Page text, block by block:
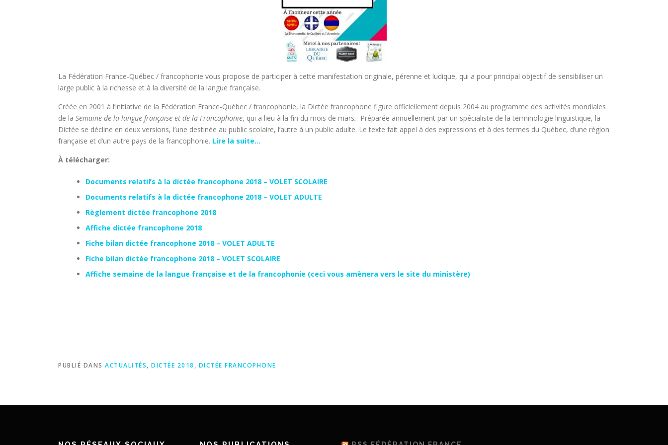
La Fédération France-Québec / francophonie vous propose de participer à cette manifestation originale, pérenne et ludique, qui a pour principal objectif de sensibiliser un
large public à la richesse et à la diversité de la langue française.
Créée en 2001 à l’initiative de la Fédération France-Québec / francophonie, la Dictée francophone figure officiellement depuis 2004 au programme des activités mondiales
de la Semaine de la langue française et de la Francophonie, qui a lieu à la fin du mois de mars. Préparée annuellement par un spécialiste de la terminologie linguistique, la
Dictée se décline en deux versions, l’une destinée au public scolaire, l’autre à un public adulte. Le texte fait appel à des expressions et à des termes du Québec, d’une région
française et d’un autre pays de la francophonie. Lire la suite…
À télécharger:
Documents relatifs à la dictée francophone 2018 – VOLET SCOLAIRE
Documents relatifs à la dictée francophone 2018 – VOLET ADULTE
Règlement dictée francophone 2018
Affiche dictée francophone 2018
Fiche bilan dictée francophone 2018 – VOLET ADULTE
Fiche bilan dictée francophone 2018 – VOLET SCOLAIRE
Affiche semaine de la langue française et de la francophonie (ceci vous amènera vers le site du ministère)
PUBLIÉ DANS ACTUALITÉS, DICTÉE 2018 , DICTÉE FRANCOPHONE